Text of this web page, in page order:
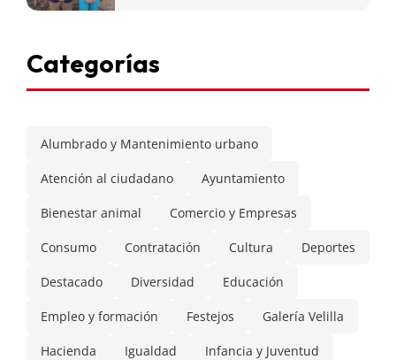
Categorías
Alumbrado y Mantenimiento urbano
Atención al ciudadano Ayuntamiento
Bienestar animal Comercio y Empresas
Consumo Contratación Cultura Deportes
Destacado Diversidad Educación
Empleo y formación Festejos Galería Velilla
Hacienda Igualdad Infancia y Juventud